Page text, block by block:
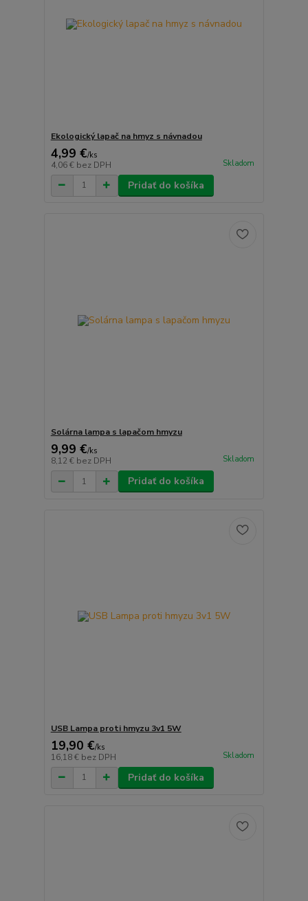
Ekologický lapač na hmyz s návnadou
4,99 €/ks
4,06 € bez DPH Skladom
Pridať do košíka
Solárna lampa s lapačom hmyzu
9,99 €/ks
8,12 € bez DPH Skladom
Pridať do košíka
USB Lampa proti hmyzu 3v1 5W
19,90 €/ks
16,18 € bez DPH Skladom
Pridať do košíka